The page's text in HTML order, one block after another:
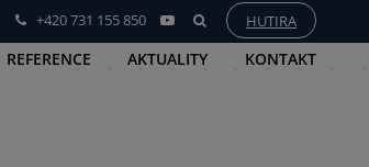
+420 731 155 850 HUTIRA
REFERENCE AKTUALITY KONTAKT